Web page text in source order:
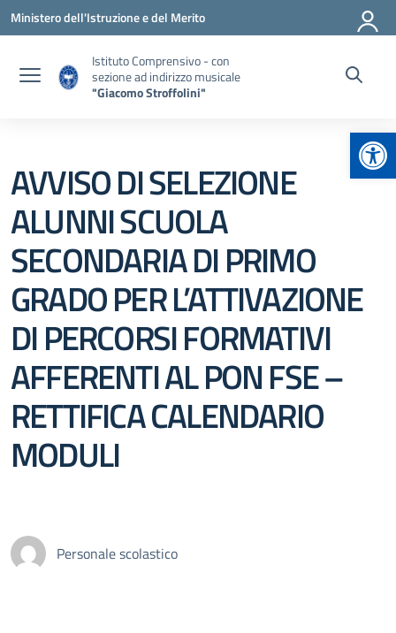
Vai ai contenuti
Vai al menu di navigazione
Vai al footer
Ministero dell'Istruzione e del Merito
Istituto Comprensivo - con
sezione ad indirizzo musicale
"Giacomo Stroffolini"
AVVISO DI SELEZIONE
ALUNNI SCUOLA
SECONDARIA DI PRIMO
GRADO PER L’ATTIVAZIONE
DI PERCORSI FORMATIVI
AFFERENTI AL PON FSE –
RETTIFICA CALENDARIO
MODULI
Personale scolastico